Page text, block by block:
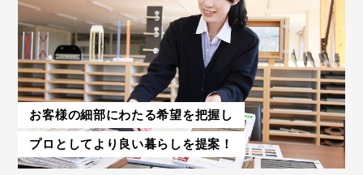
お客様の細部にわたる希望を把握し
プロとしてより良い暮らしを提案！